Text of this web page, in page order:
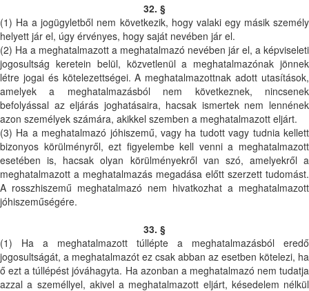
32. §
(1) Ha a jogügyletből nem következik, hogy valaki egy másik személy
helyett jár el, úgy érvényes, hogy saját nevében jár el.
(2) Ha a meghatalmazott a meghatalmazó nevében jár el, a képviseleti
jogosultság keretein belül, közvetlenül a meghatalmazónak jönnek
létre jogai és kötelezettségei. A meghatalmazottnak adott utasítások,
amelyek a meghatalmazásból nem következnek, nincsenek
befolyással az eljárás joghatásaira, hacsak ismertek nem lennének
azon személyek számára, akikkel szemben a meghatalmazott eljárt.
(3) Ha a meghatalmazó jóhiszemű, vagy ha tudott vagy tudnia kellett
bizonyos körülményről, ezt figyelembe kell venni a meghatalmazott
esetében is, hacsak olyan körülményekről van szó, amelyekről a
meghatalmazott a meghatalmazás megadása előtt szerzett tudomást.
A rosszhiszemű meghatalmazó nem hivatkozhat a meghatalmazott
jóhiszeműségére.
33. §
(1) Ha a meghatalmazott túllépte a meghatalmazásból eredő
jogosultságát, a meghatalmazót ez csak abban az esetben kötelezi, ha
ő ezt a túllépést jóváhagyta. Ha azonban a meghatalmazó nem tudatja
azzal a személlyel, akivel a meghatalmazott eljárt, késedelem nélkül